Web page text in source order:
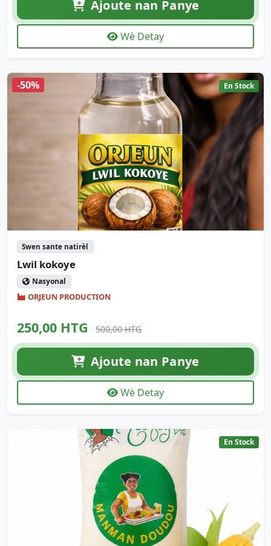
Ajoute nan Panye
Wè Detay
-50% En Stock
Swen sante natirèl
Lwil kokoye
Nasyonal
ORJEUN PRODUCTION
250,00 HTG 500,00 HTG
Ajoute nan Panye
Wè Detay
En Stock